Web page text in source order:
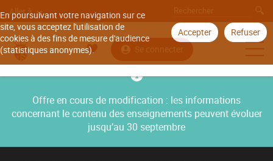
En poursuivant votre navigation sur ce
site, vous acceptez l'utilisation de
cookies à des fins de mesure d'audience
(statistiques anonymes).
Accepter Refuser
Aller à
Se connecter
Offre en cours de modification : les informations
concernant le contenu des enseignements peuvent évoluer
jusqu’au 30 septembre